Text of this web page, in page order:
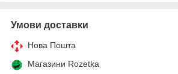
Умови доставки
Нова Пошта
Магазини Rozetka